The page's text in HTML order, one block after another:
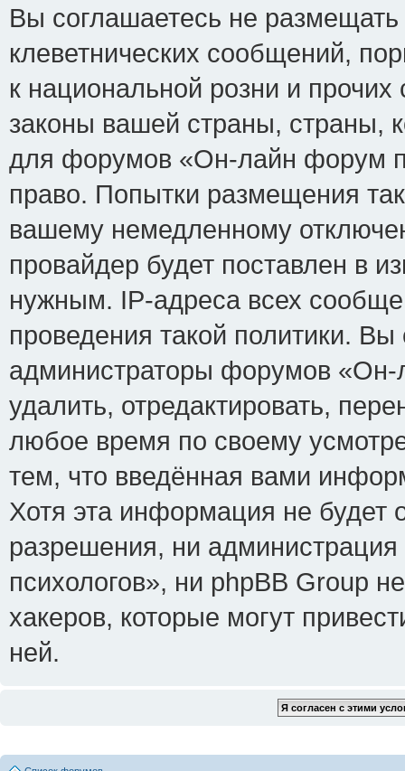
Вы соглашаетесь не
клеветнических сообщений,
к национальной розни и
законы вашей страны, страны,
для форумов «Он-лайн форум
право. Попытки размещения
вашему немедленному
провайдер будет поставлен в
нужным. IP-адреса всех
проведения такой политики.
администраторы форумов
удалить, отредактировать,
любое время по своему
тем, что введённая вами
Хотя эта информация не будет
разрешения, ни
психологов», ни phpBB Group
хакеров, которые могут
ней.